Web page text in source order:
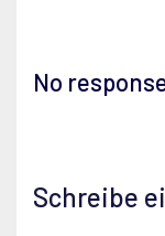
No
Schreibe